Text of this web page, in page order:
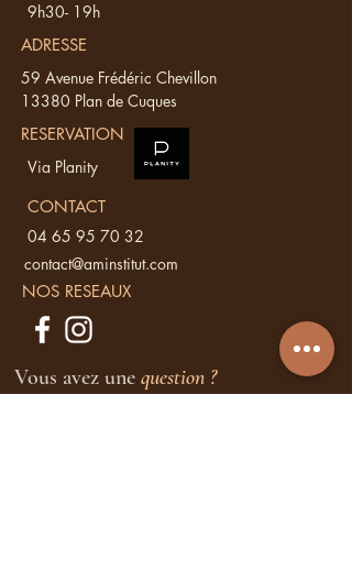
9h30- 19h
ADRESSE
59 Avenue Frédéric Chevillon
13380 Plan de Cuques
RESERVATION
Via Planity
CONTACT
04 65 95 70 32
contact@aminstitut.com
NOS RESEAUX
Vous avez une question ?